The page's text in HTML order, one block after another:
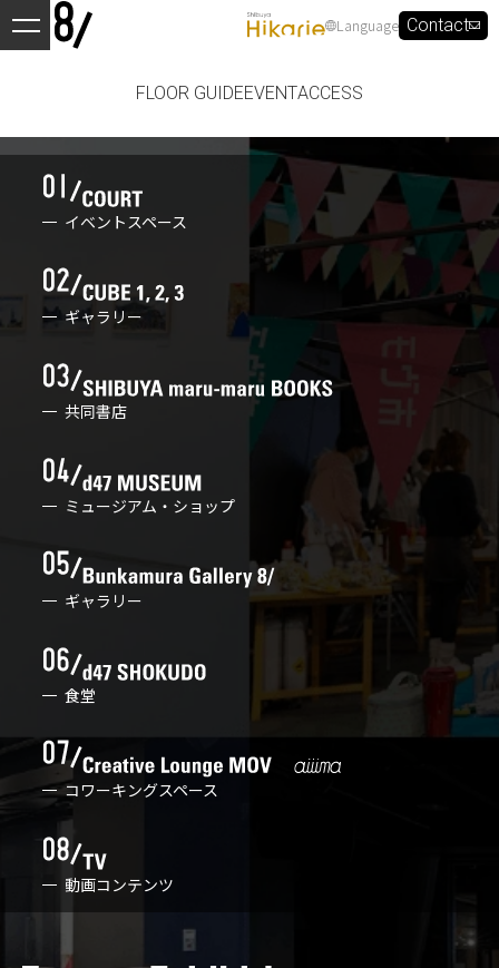
Language Contact
FLOOR GUIDEEVENTACCESS
イベントスペース
ギャラリー
共同書店
ミュージアム・ショップ
ギャラリー
食堂
コワーキングスペース
動画コンテンツ